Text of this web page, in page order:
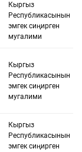
Кыргыз
Республикасынын
эмгек сиңирген
мугалими
Кыргыз
Республикасынын
эмгек сиңирген
мугалими
Кыргыз
Республикасынын
эмгек сиңирген